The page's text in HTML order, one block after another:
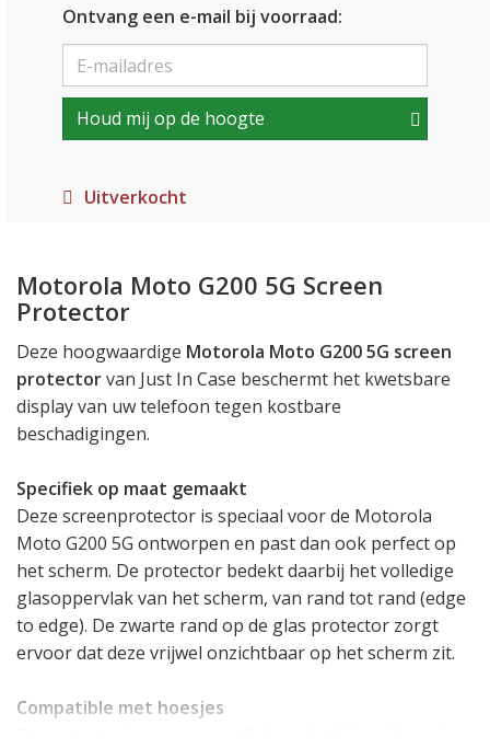
Ontvang een e-mail bij voorraad:
Houd mij op de hoogte
Uitverkocht
Motorola Moto G200 5G Screen
Protector
Deze hoogwaardige Motorola Moto G200 5G screen
protectorvan Just In Case beschermt het kwetsbare
display van uw telefoon tegen kostbare
beschadigingen.
Specifiek op maat gemaakt
Deze screenprotector is speciaal voor de Motorola
Moto G200 5G ontworpen en past dan ook perfect op
het scherm. De protector bedekt daarbij het volledige
glasoppervlak van het scherm, van rand tot rand (edge
to edge). De zwarte rand op de glas protector zorgt
ervoor dat deze vrijwel onzichtbaar op het scherm zit.
Compatible met hoesjes